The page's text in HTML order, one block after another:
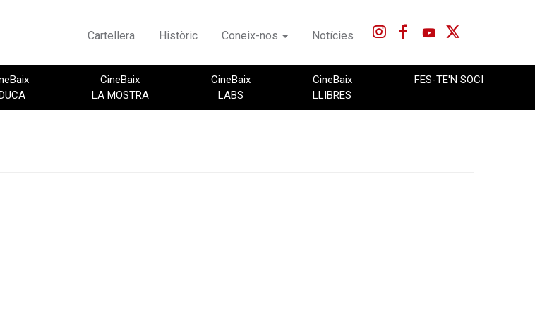
Cartellera Històric Coneix-nos Notícies
CineBaix
LA MOSTRA
CineBaix
LABS
CineBaix
LLIBRES
FES-TE'N SOCI